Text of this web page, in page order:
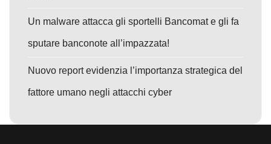
Un malware attacca gli sportelli Bancomat e gli fa
sputare banconote all’impazzata!
Nuovo report evidenzia l’importanza strategica del
fattore umano negli attacchi cyber